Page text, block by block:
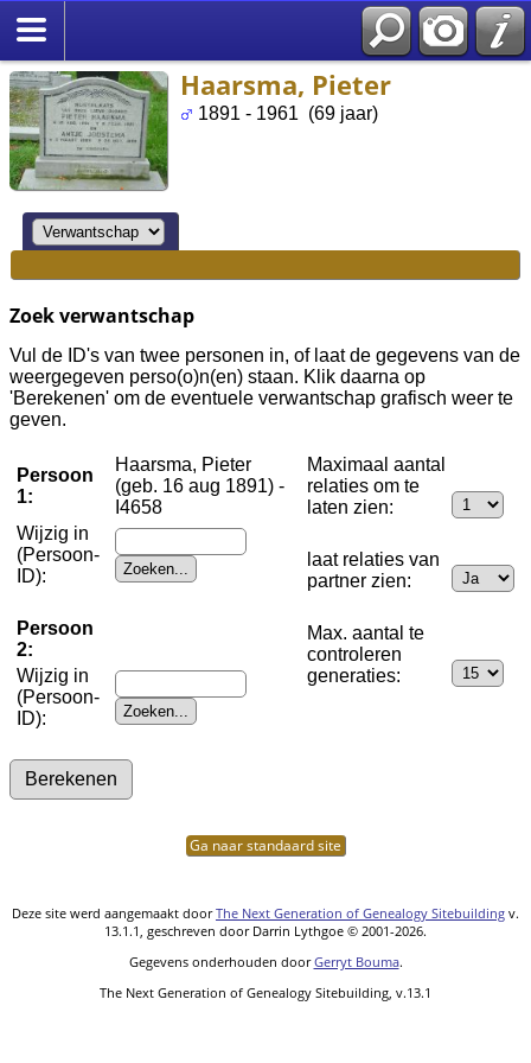
Haarsma, Pieter
1891 - 1961 (69 jaar)
Zoek verwantschap
Vul de ID's van twee personen in, of laat de gegevens van de
weergegeven perso(o)n(en) staan. Klik daarna op
'Berekenen' om de eventuele verwantschap grafisch weer te
geven.
Persoon
1:
Haarsma, Pieter
(geb. 16 aug 1891) -
I4658
Wijzig in
(Persoon-
ID):
Persoon
2:
Wijzig in
(Persoon-
ID):
Maximaal aantal
relaties om te
laten zien:
laat relaties van
partner zien:
Max. aantal te
controleren
generaties:
Ga naar standaard site
Deze site werd aangemaakt doorThe Next Generation of Genealogy Sitebuilding v.
13.1.1, geschreven door Darrin Lythgoe © 2001-2026.
Gegevens onderhouden doorGerryt Bouma.
The Next Generation of Genealogy Sitebuilding, v.13.1